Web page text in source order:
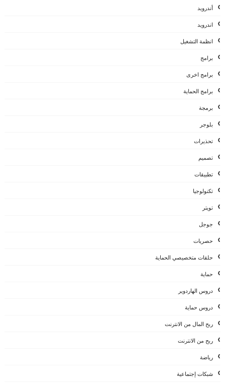
أندرويد
اندرويد
انظمة التشغيل
برامج
برامج اخرى
برامج الحماية
برمجة
بلوجر
تحذيرات
تصميم
تطبيقات
تكنولوجيا
تويتر
جوجل
حصريات
حلقات متخصيصي الحماية
حماية
دروس الهاردوير
دروس حماية
ربح المال من الانترنت
ربح من الانترنت
رياضة
شبكات إجتماعية